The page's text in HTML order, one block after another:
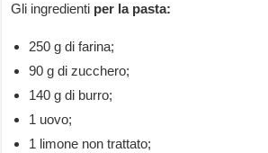
Gli ingredienti per la pasta:
250 g di farina;
90 g di zucchero;
140 g di burro;
1 uovo;
1 limone non trattato;